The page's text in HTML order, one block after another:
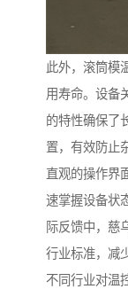
此外，滚筒模
用寿命。设备
的特性确保了
置，有效防止
直观的操作界
速掌握设备状
际反馈中，慈
行业标准，减
不同行业对温